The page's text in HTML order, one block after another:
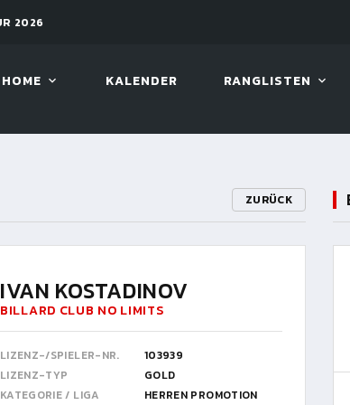
HOME KALENDER RANGLISTEN
ZURÜCK
IVAN KOSTADINOV
BILLARD CLUB NO LIMITS
LIZENZ-/SPIELER-NR.
103939
LIZENZ-TYP
GOLD
KATEGORIE / LIGA
HERREN PROMOTION